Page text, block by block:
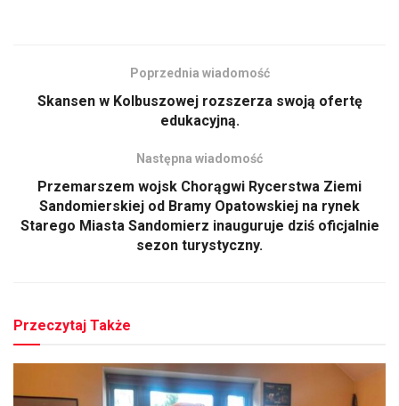
Poprzednia wiadomość
Skansen w Kolbuszowej rozszerza swoją ofertę
edukacyjną.
Następna wiadomość
Przemarszem wojsk Chorągwi Rycerstwa Ziemi
Sandomierskiej od Bramy Opatowskiej na rynek
Starego Miasta Sandomierz inauguruje dziś oficjalnie
sezon turystyczny.
Przeczytaj Także